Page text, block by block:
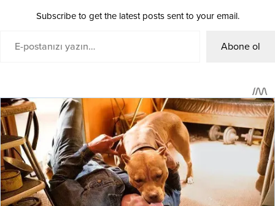
Subscribe to get the latest posts sent to your email.
Abone ol